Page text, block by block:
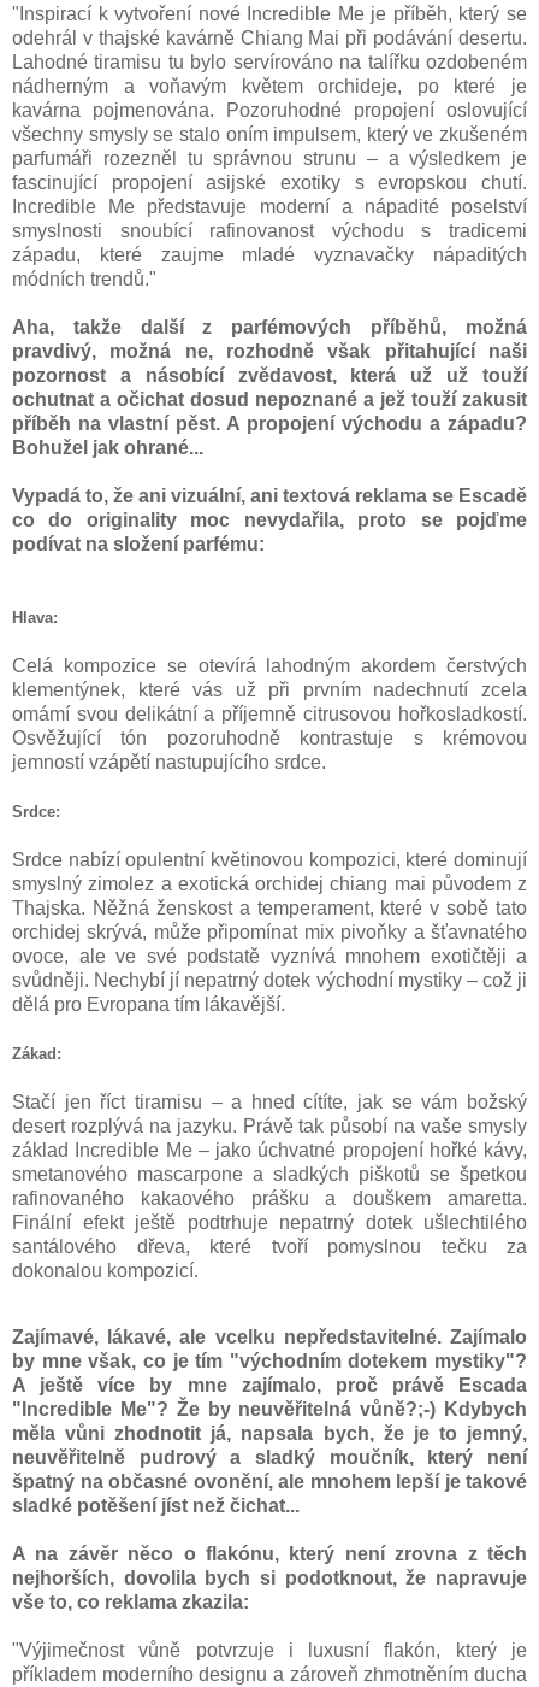
"Inspirací k vytvoření nové Incredible Me je příběh, který se
odehrál v thajské kavárně Chiang Mai při podávání desertu.
Lahodné tiramisu tu bylo servírováno na talířku ozdobeném
nádherným a voňavým květem orchideje, po které je
kavárna pojmenována. Pozoruhodné propojení oslovující
všechny smysly se stalo oním impulsem, který ve zkušeném
parfumáři rozezněl tu správnou strunu – a výsledkem je
fascinující propojení asijské exotiky s evropskou chutí.
Incredible Me představuje moderní a nápadité poselství
smyslnosti snoubící rafinovanost východu s tradicemi
západu, které zaujme mladé vyznavačky nápaditých
módních trendů."
Aha, takže další z parfémových příběhů, možná
pravdivý, možná ne, rozhodně však přitahující naši
pozornost a násobící zvědavost, která už už touží
ochutnat a očichat dosud nepoznané a jež touží zakusit
příběh na vlastní pěst. A propojení východu a západu?
Bohužel jak ohrané...
Vypadá to, že ani vizuální, ani textová reklama se Escadě
co do originality moc nevydařila, proto se pojďme
podívat na složení parfému:
Hlava:
Celá kompozice se otevírá lahodným akordem čerstvých
klementýnek, které vás už při prvním nadechnutí zcela
omámí svou delikátní a příjemně citrusovou hořkosladkostí.
Osvěžující tón pozoruhodně kontrastuje s krémovou
jemností vzápětí nastupujícího srdce.
Srdce:
Srdce nabízí opulentní květinovou kompozici, které dominují
smyslný zimolez a exotická orchidej chiang mai původem z
Thajska. Něžná ženskost a temperament, které v sobě tato
orchidej skrývá, může připomínat mix pivoňky a šťavnatého
ovoce, ale ve své podstatě vyznívá mnohem exotičtěji a
svůdněji. Nechybí jí nepatrný dotek východní mystiky – což ji
dělá pro Evropana tím lákavější.
Zákad:
Stačí jen říct tiramisu – a hned cítíte, jak se vám božský
desert rozplývá na jazyku. Právě tak působí na vaše smysly
základ Incredible Me – jako úchvatné propojení hořké kávy,
smetanového mascarpone a sladkých piškotů se špetkou
rafinovaného kakaového prášku a douškem amaretta.
Finální efekt ještě podtrhuje nepatrný dotek ušlechtilého
santálového dřeva, které tvoří pomyslnou tečku za
dokonalou kompozicí.
Zajímavé, lákavé, ale vcelku nepředstavitelné. Zajímalo
by mne však, co je tím "východním dotekem mystiky"?
A ještě více by mne zajímalo, proč právě Escada
"Incredible Me"? Že by neuvěřitelná vůně?;-) Kdybych
měla vůni zhodnotit já, napsala bych, že je to jemný,
neuvěřitelně pudrový a sladký moučník, který není
špatný na občasné ovonění, ale mnohem lepší je takové
sladké potěšení jíst než čichat...
A na závěr něco o flakónu, který není zrovna z těch
nejhorších, dovolila bych si podotknout, že napravuje
vše to, co reklama zkazila:
"Výjimečnost vůně potvrzuje i luxusní flakón, který je
příkladem moderního designu a zároveň zhmotněním ducha